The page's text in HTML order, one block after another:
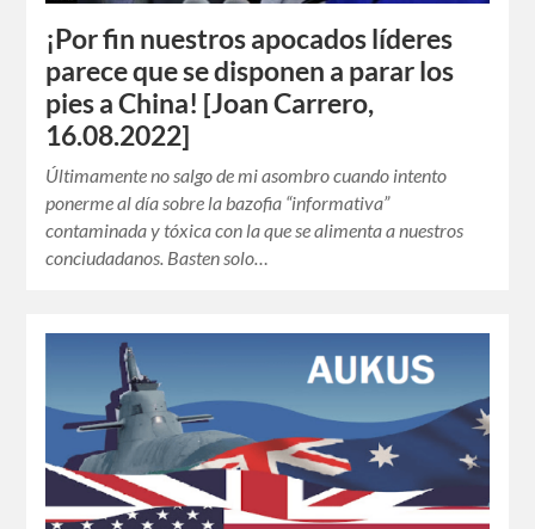
¡Por fin nuestros apocados líderes
parece que se disponen a parar los
pies a China! [Joan Carrero,
16.08.2022]
Últimamente no salgo de mi asombro cuando intento
ponerme al día sobre la bazofia “informativa”
contaminada y tóxica con la que se alimenta a nuestros
conciudadanos. Basten solo…